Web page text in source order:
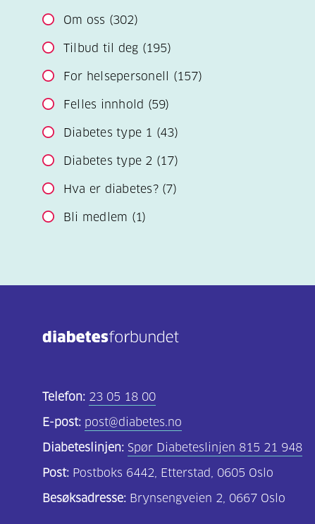
Om oss (302)
Tilbud til deg (195)
For helsepersonell (157)
Felles innhold (59)
Diabetes type 1 (43)
Diabetes type 2 (17)
Hva er diabetes? (7)
Bli medlem (1)
Telefon: 23 05 18 00
E-post: post@diabetes.no
Diabeteslinjen: Spør Diabeteslinjen 815 21 948
Post: Postboks 6442, Etterstad, 0605 Oslo
Besøksadresse: Brynsengveien 2, 0667 Oslo